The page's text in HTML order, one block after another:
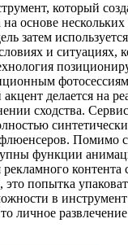
который
основе
затем
и ситуациях,
делается на
сходства.
Помимо
функции
контента
попытка
в
то личное